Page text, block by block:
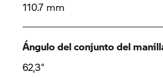
110.7 mm
Ángulo del conjunto del
62,3°